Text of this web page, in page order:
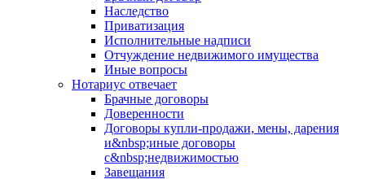
Наследство
Приватизация
Исполнительные надписи
Отчуждение недвижимого имущества
Иные вопросы
Нотариус отвечает
Брачные договоры
Доверенности
Договоры купли-продажи, мены, дарения
и&nbsp;иные договоры
с&nbsp;недвижимостью
Завещания